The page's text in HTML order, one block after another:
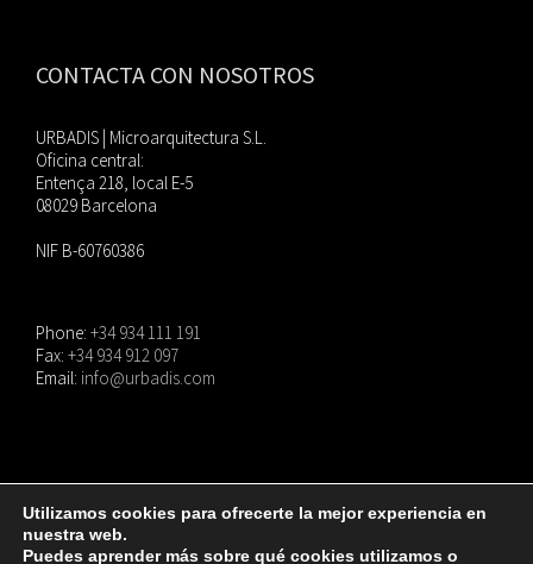
CONTACTA CON NOSOTROS
URBADIS | Microarquitectura S.L.
Oficina central:
Entença 218, local E-5
08029 Barcelona
NIF B-60760386
Phone: +34 934 111 191
Fax: +34 934 912 097
Email: info@urbadis.com
© Copyright 2026 | URBADIS | Todos los derechos reservados. |
Utilizamos cookies para ofrecerte la mejor experiencia en
nuestra web.
Puedes aprender más sobre qué cookies utilizamos o